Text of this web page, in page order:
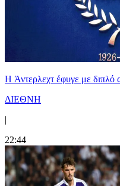
H Άντερλεχτ έφυγε με
ΔΙΕΘΝΗ
|
22:44